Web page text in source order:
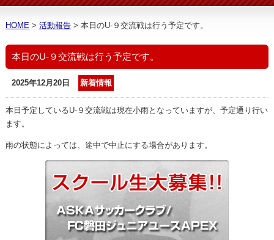
HOME 活動報告 本日のU-９交流戦は行う予定です。
本日のU-９交流戦は行う予定です。
2025年12月20日 新着情報
本日予定しているU-９交流戦は現在小雨となっていますが、予定通り行い
ます。
雨の状態によっては、途中で中止にする場合があります。